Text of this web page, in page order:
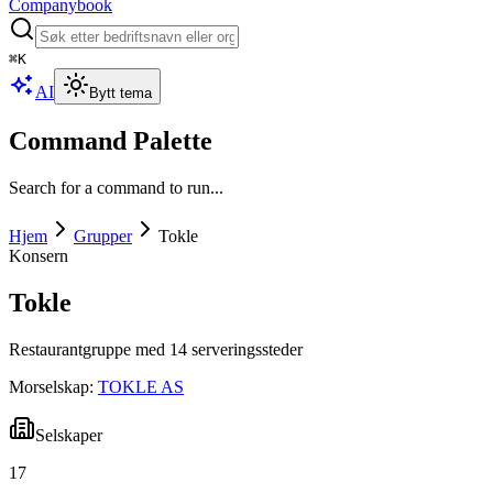
Companybook
⌘K
AI Bytt tema
Command Palette
Search for a command to run...
Hjem Grupper
Tokle
Konsern
Tokle
Restaurantgruppe med 14 serveringssteder
Morselskap: TOKLE AS
Selskaper
17